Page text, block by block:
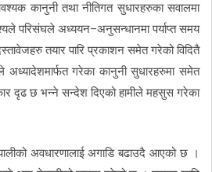
कानुनी तथा नीतिगत सुधारहरुका सवालमा
परिसंघले अध्ययन–अनुसन्धानमा पर्याप्त समय
तयार पारि प्रकाशन समेत गरेको विदितै
गरेका कानुनी सुधारहरुमा समेत
दृढ छ भन्ने सन्देश दिएको हामीले महसुस गरेका
अवधारणालाई अगाडि बढाउदै आएको छ ।